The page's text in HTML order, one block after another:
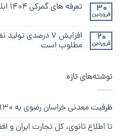
30
فروردین
تعرفه های گمرکی ۱۴۰۴ ابلاغ شد
20
فروردین
افزایش ۷ درصدی
مطلوب است
نوشته‌های تازه
ظرفیت معدنی خراسان رضوی به ۹۳۰ میلیون تن رسید
تا اطلاع ثانوی، کل تجارت ایران و